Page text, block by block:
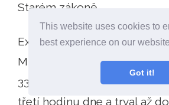
This website uses cookies to
best experience on our
Got it!
Starém zákoně.
Existují tři andělé jmenovaní
Michael, Gabriel a Lucifer.
33, když zemřel. On byl
třetí hodinu dne a trval až